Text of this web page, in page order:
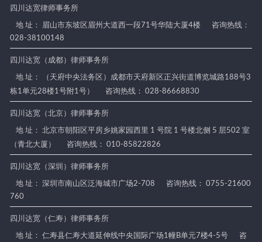
四川达宽律师事务所
地 址： 眉山市东坡区眉州大道西一段71号华陆大厦4楼
咨询热线：
028-38100148
四川达宽（成都）律师事务所
地 址： （天府中央法务区）成都市天府新区正兴街道博览城路188号3
栋1单元28楼1号附1号）
咨询热线： 028-86668830
四川达宽（北京）律师事务所
地 址： 北京市朝阳区平房乡姚家园西里 1 号院 1 号楼北侧 5 层502 室
（青北大厦）
咨询热线： 010-85822826
四川达宽（深圳）律师事务所
地 址： 深圳市南山区泛海城市广场2-708
咨询热线： 0755-21600
760
四川达宽（仁寿）律师事务所
地 址： 仁寿县仁寿大道延伸线中央国际广场1幢B单元7楼4-5号
咨